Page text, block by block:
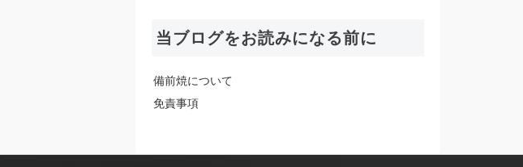
当ブログをお読みになる前に
備前焼について
免責事項